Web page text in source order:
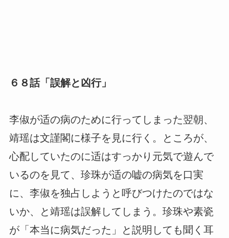
６８話「誤解と凶行」
李俶が适の病のために行ってしまった翌朝、
靖瑶は文謹閣に様子を見に行く。ところが、
心配していたのに适はすっかり元気で遊んで
いるのを見て、珍珠が适の嘘の病気を口実
に、李俶を独占しようと呼びつけたのではな
いか、と靖瑶は誤解してしまう。珍珠や素瓷
が「本当に病気だった」と説明しても聞く耳